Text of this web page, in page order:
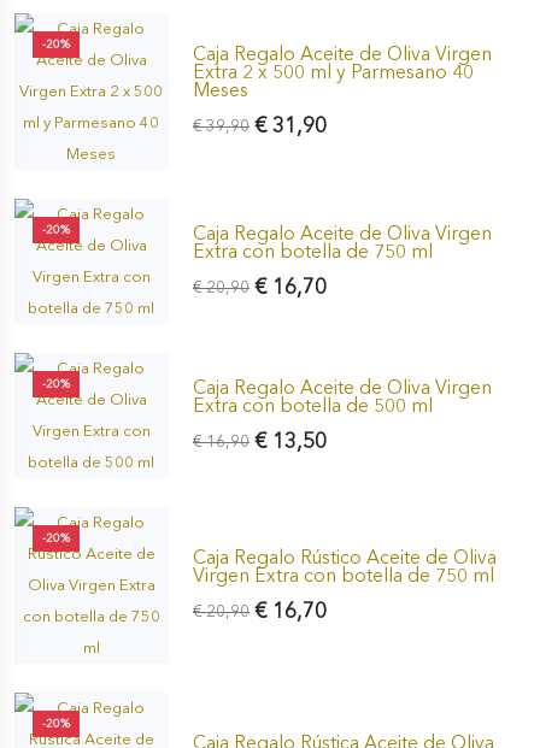
-20% Caja Regalo Aceite de Oliva Virgen
Extra 2 x 500 ml y Parmesano 40
Meses
€ 31,90
€ 39,90
-20% Caja Regalo Aceite de Oliva Virgen
Extra con botella de 750 ml
€ 16,70
€ 20,90
-20% Caja Regalo Aceite de Oliva Virgen
Extra con botella de 500 ml
€ 13,50
€ 16,90
-20%
Caja Regalo Rústico Aceite de Oliva
Virgen Extra con botella de 750 ml
€ 16,70
€ 20,90
-20%
Caja Regalo Rústica Aceite de Oliva